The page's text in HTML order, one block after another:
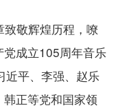
敬辉煌历程，嘹
成立105周年音乐
近平、李强、赵乐
正等党和国家领